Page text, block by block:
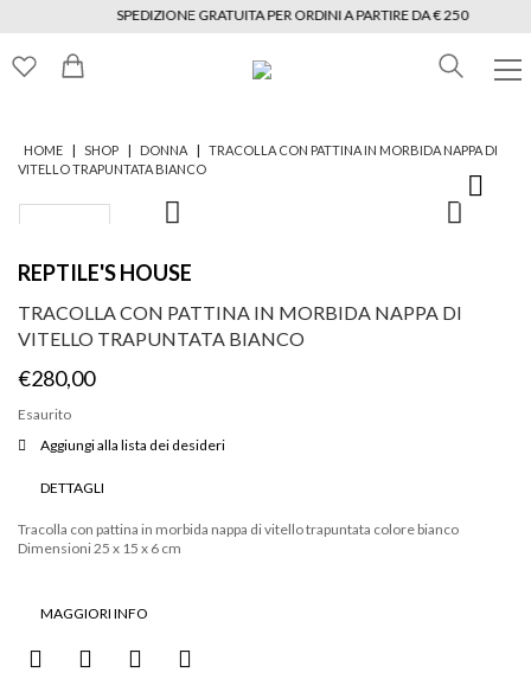
SPEDIZIONE GRATUITA PER ORDINI A PARTIRE DA € 250
HOME | SHOP | DONNA |
TRACOLLA CON PATTINA IN MORBIDA NAPPA DI
VITELLO TRAPUNTATA BIANCO
REPTILE'S HOUSE
TRACOLLA CON PATTINA IN MORBIDA NAPPA DI
VITELLO TRAPUNTATA BIANCO
€280,00
Esaurito
Aggiungi alla lista dei desideri
DETTAGLI
Tracolla con pattina in morbida nappa di vitello trapuntata colore bianco
Dimensioni 25 x 15 x 6 cm
MAGGIORI INFO